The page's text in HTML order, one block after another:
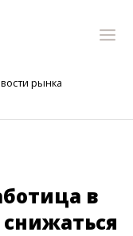
рынка
в